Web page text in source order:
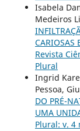
Isabela
Medeiros
CARIOSAS
Revista
Plural
Ingrid
Pessoa,
DO PRÉ-
UMA
Plural: v. 4